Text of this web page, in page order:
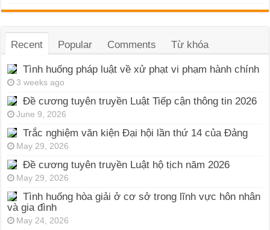
Recent Popular Comments Từ khóa
Tình huống pháp luật về xử phạt vi phạm hành chính
3 weeks ago
Đề cương tuyên truyền Luật Tiếp cận thông tin 2026
June 9, 2026
Trắc nghiệm văn kiện Đại hội lần thứ 14 của Đảng
May 29, 2026
Đề cương tuyên truyền Luật hộ tịch năm 2026
May 29, 2026
Tình huống hòa giải ở cơ sở trong lĩnh vực hôn nhân
và gia đình
May 24, 2026